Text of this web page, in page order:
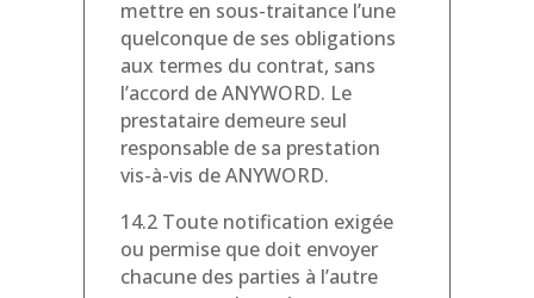
mettre en sous-traitance l’une
quelconque de ses obligations
aux termes du contrat, sans
l’accord de ANYWORD. Le
prestataire demeure seul
responsable de sa prestation
vis-à-vis de ANYWORD.
14.2 Toute notification exigée
ou permise que doit envoyer
chacune des parties à l’autre